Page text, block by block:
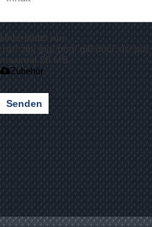
Unterstützt nur
.rar/.zip/.jpg/.png/.gif/.doc/.xls/.pdf,
maximal 20 MB
Zubehör
Senden